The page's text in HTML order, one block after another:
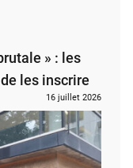
» : les
les inscrire
16 juillet 2026